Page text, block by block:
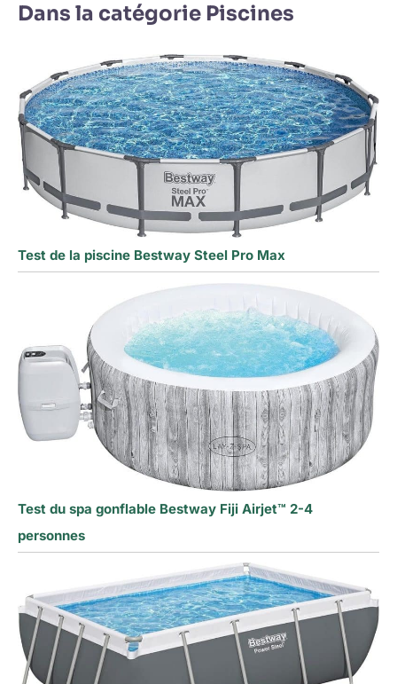
Dans la catégorie Piscines
Test de la piscine Bestway Steel Pro Max
Test du spa gonflable Bestway Fiji Airjet™ 2-4
personnes